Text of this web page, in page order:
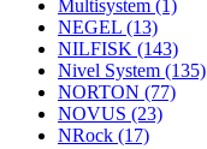
Multisystem (1)
NEGEL (13)
NILFISK (143)
Nivel System (135)
NORTON (77)
NOVUS (23)
NRock (17)